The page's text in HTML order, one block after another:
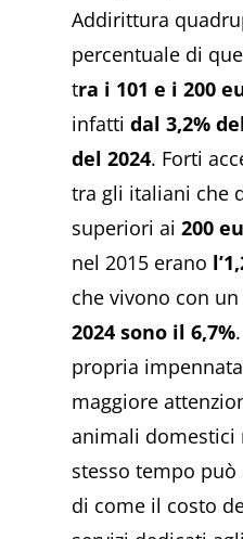
Addirittura
percentuale di
tra i 101 e i 200
infattidal 3,2%
del 2024. Forti
tra gli italiani che
superiori ai200
nel 2015 erano
che vivono con
2024 sono il 6,7%
propria
maggiore
animali domestici
stesso tempo
di come il costo